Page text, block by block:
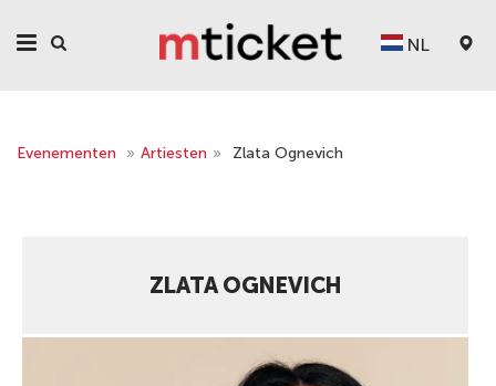
NL
Evenementen » Artiesten » Zlata Ognevich
ZLATA OGNEVICH